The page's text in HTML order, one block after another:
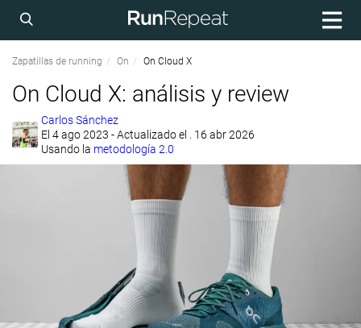
Zapatillas de running On On Cloud X
On Cloud X: análisis y review
Carlos Sánchez
El 4 ago 2023 - Actualizado el . 16 abr 2026
Usando la metodología 2.0